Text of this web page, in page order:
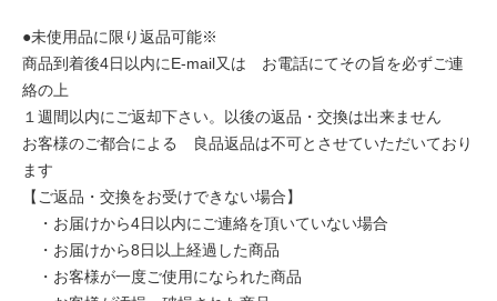
●未使用品に限り返品可能※
商品到着後4日以内にE-mail又は お電話にてその旨を必ずご連
絡の上
１週間以内にご返却下さい。以後の返品・交換は出来ません
お客様のご都合による 良品返品は不可とさせていただいており
ます
【ご返品・交換をお受けできない場合】
・お届けから4日以内にご連絡を頂いていない場合
・お届けから8日以上経過した商品
・お客様が一度ご使用になられた商品